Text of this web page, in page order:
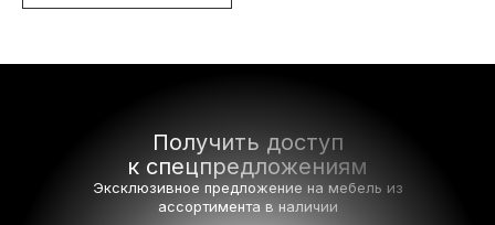
Получить доступ
к спецпредложениям
Эксклюзивное предложение на мебель из
ассортимента в наличии